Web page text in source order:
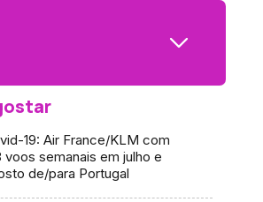
19: Air France/KLM com
voos semanais em julho e
de/para Portugal